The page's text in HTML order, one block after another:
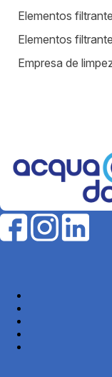
Elementos
Elementos
Empresa de
Fábrica de filtros
Fabricantes de
Filtro de água
Filtro de água
Filtro de carvão
Filtro de carvão
Filtro de carvão
Filtro de carvão